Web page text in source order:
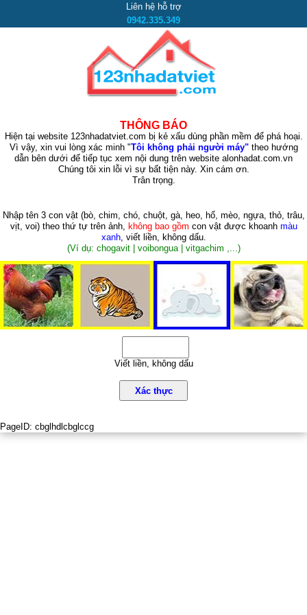
Liên hệ hỗ trợ
0942.335.349
THÔNG BÁO
Hiện tại website 123nhadatviet.com bị kẻ xấu dùng phần mềm để phá hoại.
Vì vậy, xin vui lòng xác minh "Tôi không phải người máy"theo hướng
dẫn bên dưới để tiếp tục xem nội dung trên website alonhadat.com.vn
Chúng tôi xin lỗi vì sự bất tiện này. Xin cám ơn.
Trân trọng.
Nhập tên 3 con vật (bò, chim, chó, chuột, gà, heo, hổ, mèo, ngựa, thỏ, trâu,
vịt, voi)theo thứ tự trên ảnh, không bao gồm con vật được khoanh màu
xanh, viết liền, không dấu.
(Ví dụ: chogavit | voibongua | vitgachim ,...)
Viết liền, không dấu
Xác thực
PageID: cbglhdlcbglccg